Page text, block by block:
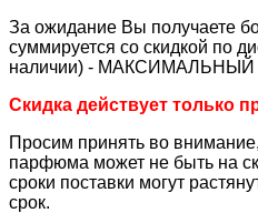
За ожидание Вы получаете
суммируется со скидкой по
наличии) -
Скидка действует только
Просим принять во
парфюма может не быть на
сроки поставки могут
срок.